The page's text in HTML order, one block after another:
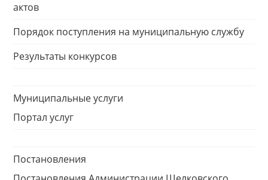
актов
Порядок поступления на муниципальную службу
Результаты конкурсов
Муниципальные услуги
Портал услуг
Постановления